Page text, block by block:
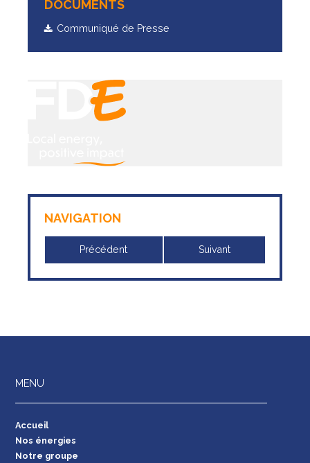
DOCUMENTS
Communiqué de Presse
NAVIGATION
Précédent Suivant
MENU
Accueil
Nos énergies
Notre groupe